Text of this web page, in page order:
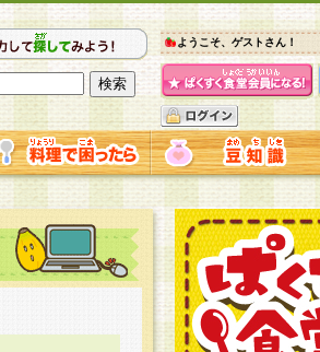
ようこそ、ゲストさん！